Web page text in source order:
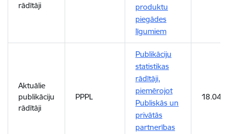
rādītāji
produktu
piegādes
līgumiem
Aktuālie
publikāciju
rādītāji
PPPL
Publikāciju
statistikas
rādītāji,
piemērojot
Publiskās un
privātās
partnerības